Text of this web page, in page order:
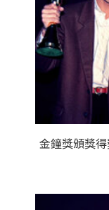
金鐘獎頒獎